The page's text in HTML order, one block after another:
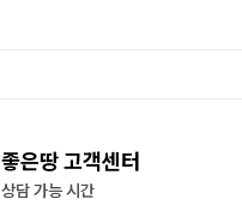
좋은땅 고객센터
상담 가능 시간